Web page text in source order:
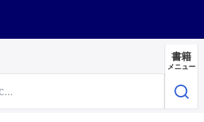
書籍
メニュー